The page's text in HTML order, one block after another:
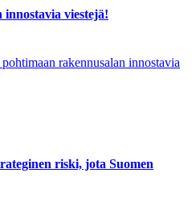
viestejä!
rakennusalan innostavia
riski, jota Suomen